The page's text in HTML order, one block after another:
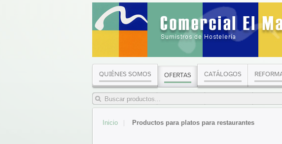
QUIÉNES SOMOS OFERTAS CATÁLOGOS
Inicio Productos para platos para restaurantes